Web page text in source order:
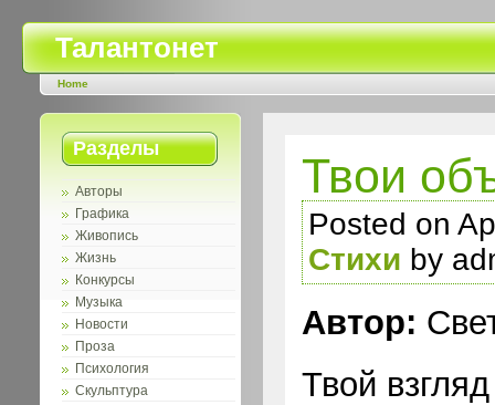
Талантонет
Home
Разделы
Авторы
Графика
Живопись
Жизнь
Конкурсы
Музыка
Новости
Проза
Психология
Скульптура
Твои
Posted on
Стихи by
Автор:
Твой